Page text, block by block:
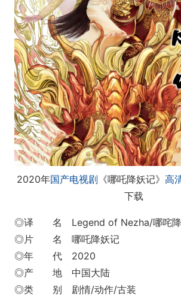
2020年国产电视剧 《哪吒降妖记》 高
下载
◎译 名 Legend of Nezha/哪咤降
◎片 名 哪吒降妖记
◎年 代 2020
◎产 地 中国大陆
◎类 别 剧情/动作/古装